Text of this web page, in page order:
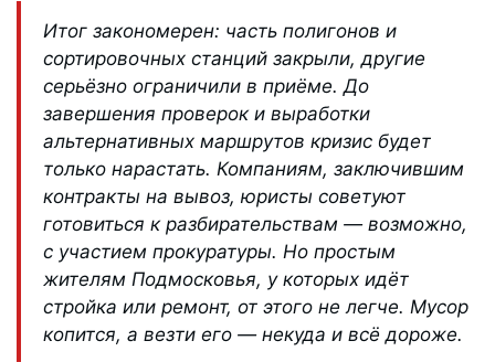
Итог закономерен: часть полигонов и
сортировочных станций закрыли, другие
серьёзно ограничили в приёме. До
завершения проверок и выработки
альтернативных маршрутов кризис будет
только нарастать. Компаниям, заключившим
контракты на вывоз, юристы советуют
готовиться к разбирательствам — возможно,
с участием прокуратуры. Но простым
жителям Подмосковья, у которых идёт
стройка или ремонт, от этого не легче. Мусор
копится, а везти его — некуда и всё дороже.